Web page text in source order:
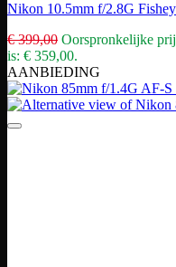
Nikon 10.5mm f/2.8G
€399,00 Oorspronkelijke
is: € 359,00.
AANBIEDING